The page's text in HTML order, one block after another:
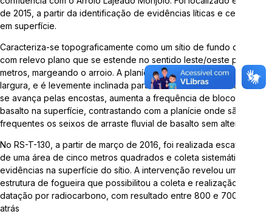
de 2015, a partir da identificação de evidências líticas e cerâmicas
em superfície.
Caracteriza-se topograficamente como um sítio de fundo de vale,
com relevo plano que se estende no sentido leste/oeste por 200
metros, margeando o arroio. A planície apresenta 90 metros de
largura, e é levemente inclinada para a encosta. Na medida em que
se avança pelas encostas, aumenta a frequência de blocos de
basalto na superfície, contrastando com a planície onde são mais
frequentes os seixos de arraste fluvial de basalto sem alterações.
No RS-T-130, a partir de março de 2016, foi realizada escavação
de uma área de cinco metros quadrados e coleta sistemática de
evidências na superfície do sítio. A intervenção revelou uma
estrutura de fogueira que possibilitou a coleta e realização de uma
datação por radiocarbono, com resultado entre 800 e 700 anos
atrás
Desenvolvido por
"Esta obra foi realizada com recursos da Lei Complementar
nº 195/2022, Lei Paulo Gustavo"